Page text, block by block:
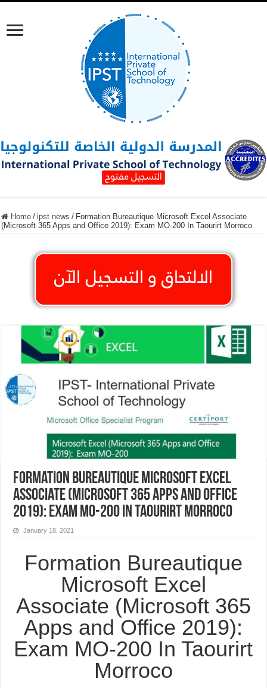
Home / ipst news / Formation Bureautique Microsoft Excel Associate
(Microsoft 365 Apps and Office 2019): Exam MO-200 In Taourirt Morroco
Formation Bureautique Microsoft Excel
Associate (Microsoft 365 Apps and Office
2019): Exam MO-200 In Taourirt Morroco
January 18, 2021
Formation Bureautique
Microsoft Excel
Associate (Microsoft 365
Apps and Office 2019):
Exam MO-200 In Taourirt
Morroco